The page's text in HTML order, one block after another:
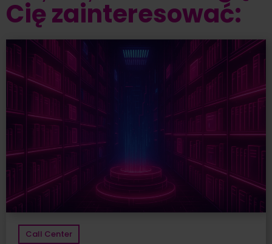
Cię zainteresować:
Call Center